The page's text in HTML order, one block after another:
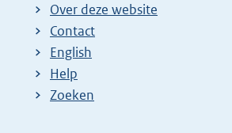
Over deze website
Contact
English
Help
Zoeken